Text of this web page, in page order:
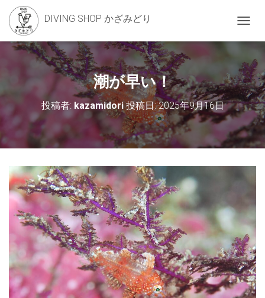
DIVING SHOP かざみどり
ビ
ー
シ
ョ
ン
を
り
替
潮が早い！
投稿者: kazamidori投稿日:2025年9月16日